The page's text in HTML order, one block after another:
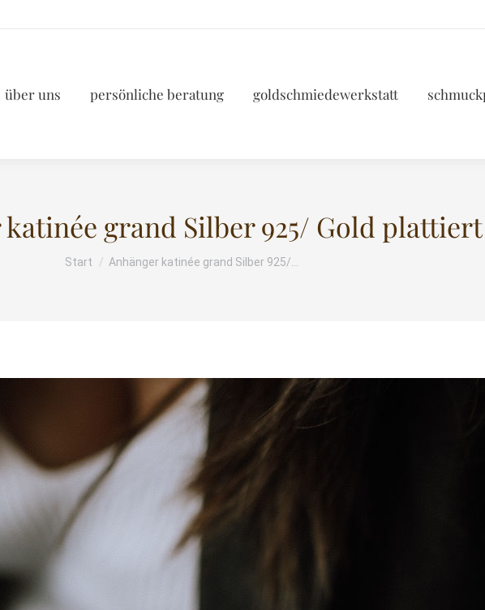
über uns persönliche beratung goldschmiedewerkstatt
grand Silber 925/ Gold plattiert
Sie befinden sich hier:
Start Anhänger katinée grand Silber 925/…